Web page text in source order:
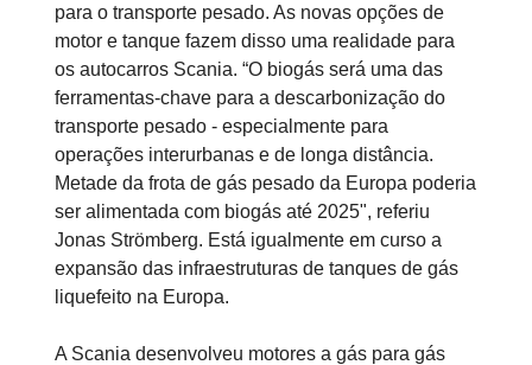
para o transporte pesado. As novas opções de
motor e tanque fazem disso uma realidade para
os autocarros Scania. “O biogás será uma das
ferramentas-chave para a descarbonização do
transporte pesado - especialmente para
operações interurbanas e de longa distância.
Metade da frota de gás pesado da Europa poderia
ser alimentada com biogás até 2025", referiu
Jonas Strömberg. Está igualmente em curso a
expansão das infraestruturas de tanques de gás
liquefeito na Europa.
A Scania desenvolveu motores a gás para gás